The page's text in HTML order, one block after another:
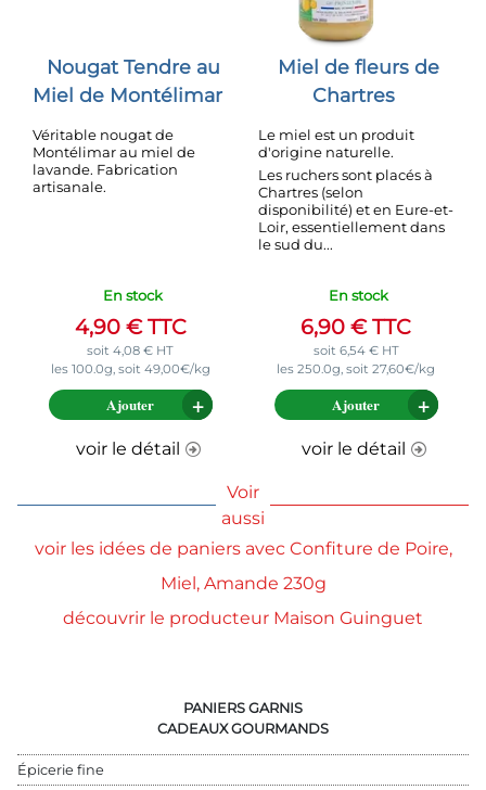
Nougat Tendre au
Miel de Montélimar
Véritable nougat de
Montélimar au miel de
lavande. Fabrication
artisanale.
En stock
4,90 €TTC
soit 4,08 € HT
les 100.0g, soit 49,00€/kg
Ajouter
voir le détail
Miel de fleurs de
Chartres
Le miel est un produit
d'origine naturelle.
Les ruchers sont placés à
Chartres (selon
disponibilité) et en Eure-et-
Loir, essentiellement dans
le sud du...
En stock
6,90 €TTC
soit 6,54 €HT
les 250.0g, soit 27,60€/kg
Ajouter
voir le détail
Voir
aussi
voir les idées de paniers avec Confiture de Poire,
Miel, Amande 230g
découvrir le producteur Maison Guinguet
PANIERS GARNIS
CADEAUX GOURMANDS
Épicerie fine